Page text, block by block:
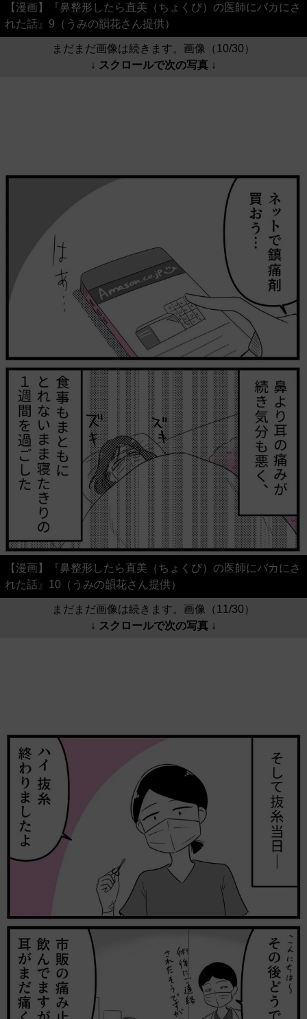
【漫画】『鼻整形したら直美（ちょくび）の医師にバカにさ
れた話』9（うみの韻花さん提供）
まだまだ画像は続きます。画像（10/30）
↓ スクロールで次の写真 ↓
【漫画】『鼻整形したら直美（ちょくび）の医師にバカにさ
れた話』10（うみの韻花さん提供）
まだまだ画像は続きます。画像（11/30）
↓ スクロールで次の写真 ↓